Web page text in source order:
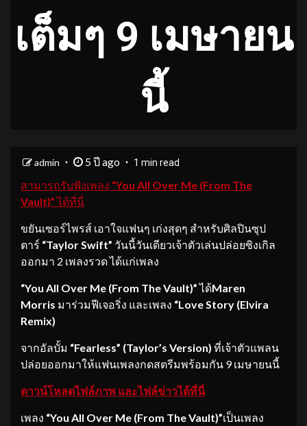
เต็มๆ 9 เมษายน
นี้
admin 5 ปี ago 1 min read
สามารถรับฟังเพลง “You All Over Me (From The
Vault)”ได้ที่นี่
ขยันเซอร์ไพรส์ เอาใจแฟนๆ เก่งสุดๆ สำหรับศิลปินซุป
ตาร์ “Taylor Swift” วันนี้วันเดียวเจ้าตัวเล่นปล่อยซิงเกิล
ออกมา 2 เพลงรวด ได้แก่เพลง
“You All Over Me (From The Vault)”ได้Maren
Morris มาร่วมฟีเจอริ่ง และเพลง “Love Story (Elvira
Remix)
จากอัลบั้ม “Fearless” (Taylor’s Version) ที่เจ้าตัวแพลน
ปล่อยออกมาให้แฟนเพลงกดสตรีมพร้อมกัน 9 เมษายนนี้
ดาวน์โหลดไฟล์ภาพ และไฟล์ข่าวได้ที่นี่
เพลง “You All Over Me (From The Vault)”เป็นเพลง